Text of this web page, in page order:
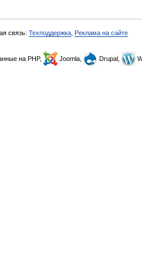
связь: Техподдержка Реклама на сайте
на PHP, Joomla, Drupal,